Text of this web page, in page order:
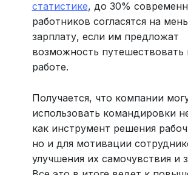
статистике, до 30%
работников согласятся на
зарплату, если им предложат
возможность путешествовать
работе.
Получается, что компании
использовать командировки
как инструмент решения
но и для мотивации
улучшения их самочувствия и